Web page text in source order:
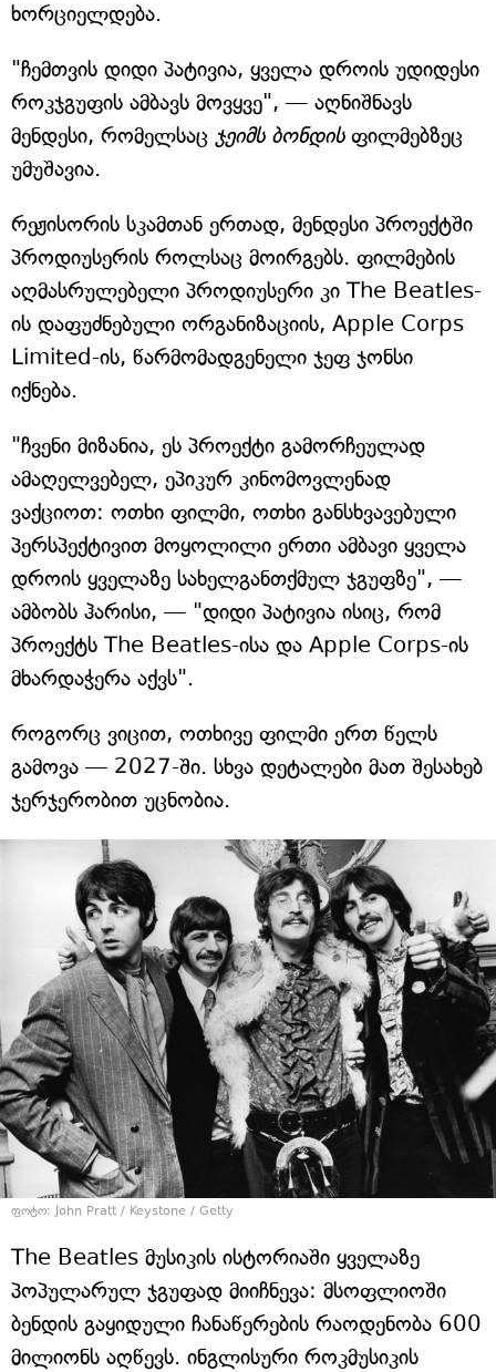
ხორციელდება.
"ჩემთვის დიდი პატივია, ყველა დროის უდიდესი
როკჯგუფის ამბავს მოვყვე", — აღნიშნავს
მენდესი, რომელსაც ჯეიმს ბონდისფილმებზეც
უმუშავია.
რეჟისორის სკამთან ერთად, მენდესი პროექტში
პროდიუსერის როლსაც მოირგებს. ფილმების
აღმასრულებელი პროდიუსერი კი The Beatles-
ის დაფუძნებული ორგანიზაციის, Apple Corps
Limited-ის, წარმომადგენელი ჯეფ ჯონსი
იქნება.
"ჩვენი მიზანია, ეს პროექტი გამორჩეულად
ამაღელვებელ, ეპიკურ კინომოვლენად
ვაქციოთ: ოთხი ფილმი, ოთხი განსხვავებული
პერსპექტივით მოყოლილი ერთი ამბავი ყველა
დროის ყველაზე სახელგანთქმულ ჯგუფზე", —
ამბობს ჰარისი, — "დიდი პატივია ისიც, რომ
პროექტს The Beatles-ისა და Apple Corps-ის
მხარდაჭერა აქვს".
როგორც ვიცით, ოთხივე ფილმი ერთ წელს
გამოვა — 2027-ში. სხვა დეტალები მათ შესახებ
ჯერჯერობით უცნობია.
ფოტო: John Pratt / Keystone / Getty
The Beatles მუსიკის ისტორიაში ყველაზე
პოპულარულ ჯგუფად მიიჩნევა: მსოფლიოში
ბენდის გაყიდული ჩანაწერების რაოდენობა 600
მილიონს აღწევს. ინგლისური როკმუსიკის